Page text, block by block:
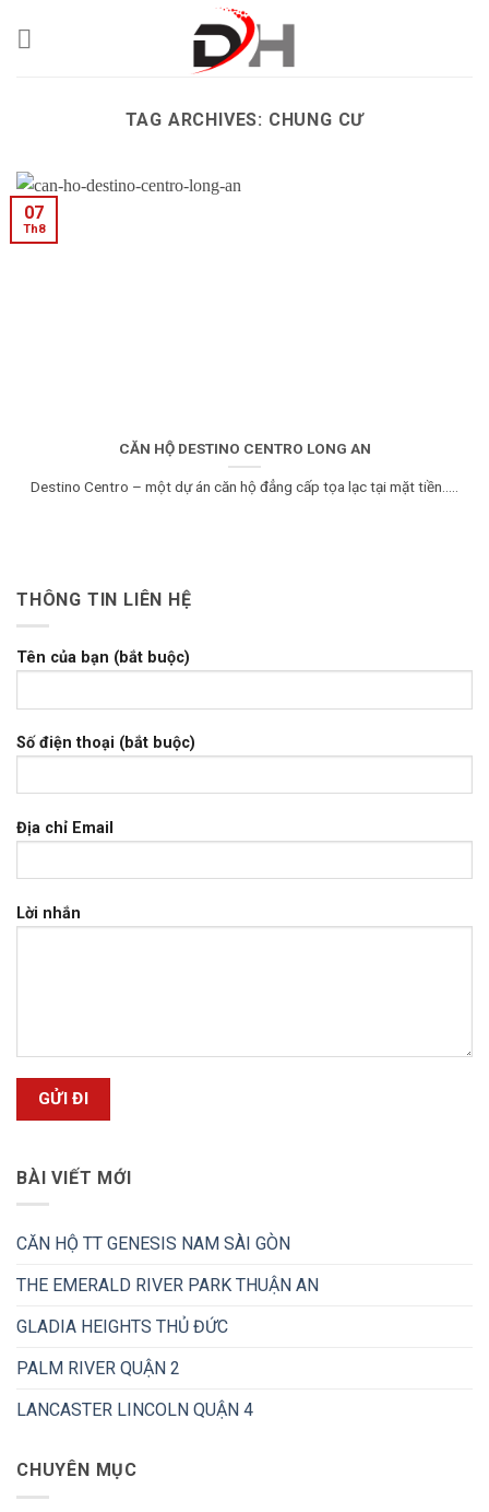
TAG ARCHIVES: CHUNG CƯ
CĂN HỘ DESTINO CENTRO LONG AN
Destino Centro – một dự án căn hộ đẳng cấp tọa lạc tại mặt tiền.....
07
Th8
THÔNG TIN LIÊN HỆ
Tên của bạn (bắt buộc)
Số điện thoại (bắt buộc)
Địa chỉ Email
Lời nhắn
BÀI VIẾT MỚI
CĂN HỘ TT GENESIS NAM SÀI GÒN
THE EMERALD RIVER PARK THUẬN AN
GLADIA HEIGHTS THỦ ĐỨC
PALM RIVER QUẬN 2
LANCASTER LINCOLN QUẬN 4
CHUYÊN MỤC